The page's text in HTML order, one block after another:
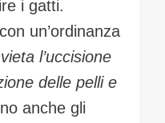
i gatti.
un’ordinanza
l’uccisione
delle pelli e
anche gli